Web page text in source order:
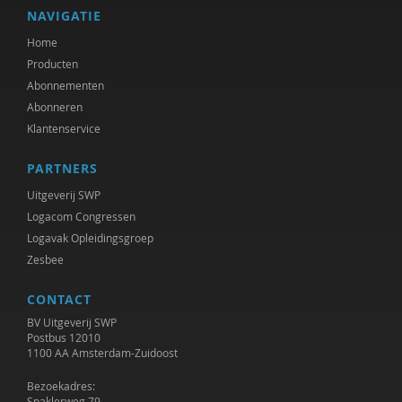
Henk Manschot
Jorg Massen
Arnt Mein
Linda van Mierlo-Beurskens
Jo Miles
Brecht Molenaar
Mieke Moor
Lars Moratis
NAVIGATIE
Home
Producten
Abonnementen
Abonneren
Klantenservice
PARTNERS
Uitgeverij SWP
Logacom Congressen
Logavak Opleidingsgroep
Zesbee
CONTACT
BV Uitgeverij SWP
Postbus 12010
1100 AA Amsterdam-Zuidoost
Bezoekadres: